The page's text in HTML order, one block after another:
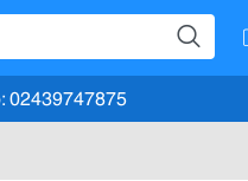
02439747875